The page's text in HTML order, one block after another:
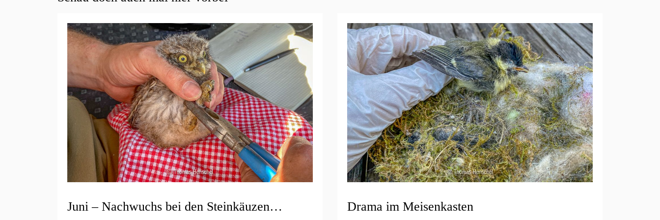
Juni – Nachwuchs bei den Steinkäuzen… Drama im Meisenkasten